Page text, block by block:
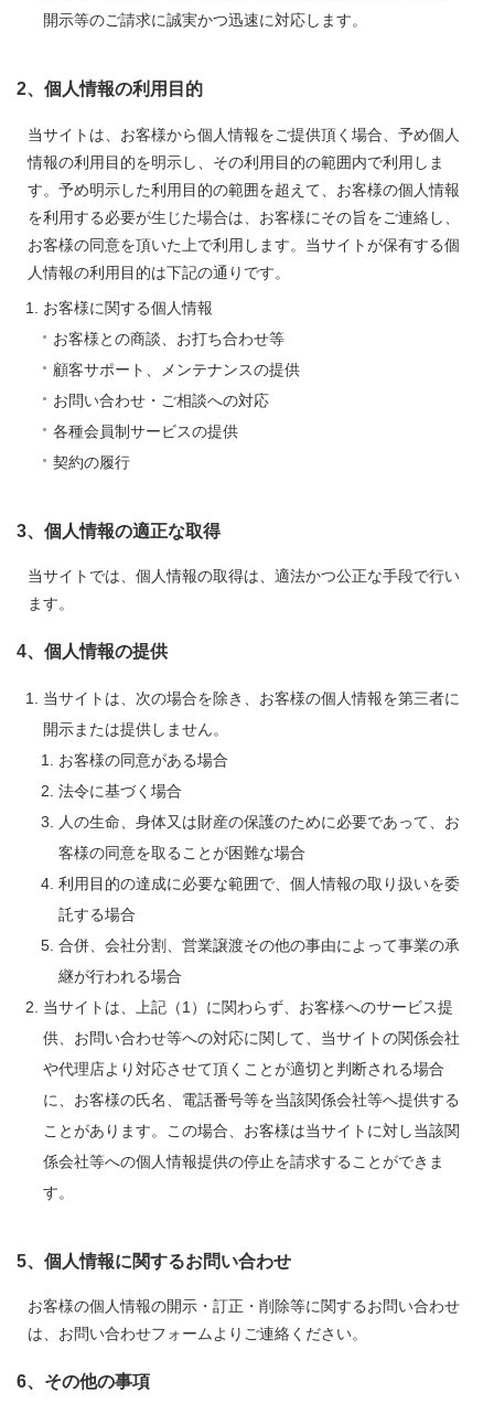
開示等のご請求に誠実かつ迅速に対応します。
2、個人情報の利用目的
当サイトは、お客様から個人情報をご提供頂く場合、予め個人
情報の利用目的を明示し、その利用目的の範囲内で利用しま
す。予め明示した利用目的の範囲を超えて、お客様の個人情報
を利用する必要が生じた場合は、お客様にその旨をご連絡し、
お客様の同意を頂いた上で利用します。当サイトが保有する個
人情報の利用目的は下記の通りです。
お客様に関する個人情報
お客様との商談、お打ち合わせ等
顧客サポート、メンテナンスの提供
お問い合わせ・ご相談への対応
各種会員制サービスの提供
契約の履行
3、個人情報の適正な取得
当サイトでは、個人情報の取得は、適法かつ公正な手段で行い
ます。
4、個人情報の提供
当サイトは、次の場合を除き、お客様の個人情報を第三者に
開示または提供しません。
お客様の同意がある場合
法令に基づく場合
人の生命、身体又は財産の保護のために必要であって、お
客様の同意を取ることが困難な場合
利用目的の達成に必要な範囲で、個人情報の取り扱いを委
託する場合
合併、会社分割、営業譲渡その他の事由によって事業の承
継が行われる場合
当サイトは、上記（1）に関わらず、お客様へのサービス提
供、お問い合わせ等への対応に関して、当サイトの関係会社
や代理店より対応させて頂くことが適切と判断される場合
に、お客様の氏名、電話番号等を当該関係会社等へ提供する
ことがあります。この場合、お客様は当サイトに対し当該関
係会社等への個人情報提供の停止を請求することができま
す。
5、個人情報に関するお問い合わせ
お客様の個人情報の開示・訂正・削除等に関するお問い合わせ
は、お問い合わせフォームよりご連絡ください。
6、その他の事項